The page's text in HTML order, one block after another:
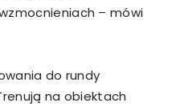
– mówi
do rundy
na obiektach